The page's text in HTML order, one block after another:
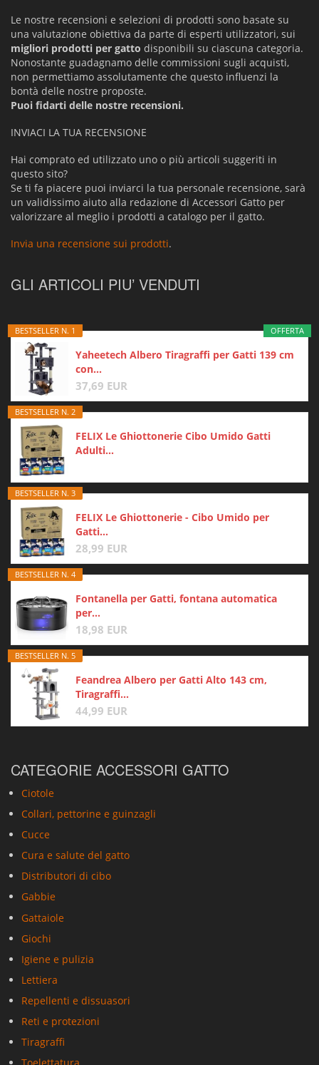
Le nostre recensioni e selezioni di prodotti sono basate su
una valutazione obiettiva da parte di esperti utilizzatori, sui
migliori prodotti per gatto disponibili su ciascuna categoria.
Nonostante guadagnamo delle commissioni sugli acquisti,
non permettiamo assolutamente che questo influenzi la
bontà delle nostre proposte.
Puoi fidarti delle nostre recensioni.
INVIACI LA TUA RECENSIONE
Hai comprato ed utilizzato uno o più articoli suggeriti in
questo sito?
Se ti fa piacere puoi inviarci la tua personale recensione, sarà
un validissimo aiuto alla redazione di Accessori Gatto per
valorizzare al meglio i prodotti a catalogo per il gatto.
Invia una recensione sui prodotti.
GLI ARTICOLI PIU’ VENDUTI
OFFERTA
BESTSELLER N. 1
Yaheetech Albero Tiragraffi per Gatti 139 cm
con...
37,69 EUR
BESTSELLER N. 2
FELIX Le Ghiottonerie Cibo Umido Gatti
Adulti...
BESTSELLER N. 3
FELIX Le Ghiottonerie - Cibo Umido per
Gatti...
28,99 EUR
BESTSELLER N. 4
Fontanella per Gatti, fontana automatica
per...
18,98 EUR
BESTSELLER N. 5
Feandrea Albero per Gatti Alto 143 cm,
Tiragraffi...
44,99 EUR
CATEGORIE ACCESSORI GATTO
Ciotole
Collari, pettorine e guinzagli
Cucce
Cura e salute del gatto
Distributori di cibo
Gabbie
Gattaiole
Giochi
Igiene e pulizia
Lettiera
Repellenti e dissuasori
Reti e protezioni
Tiragraffi